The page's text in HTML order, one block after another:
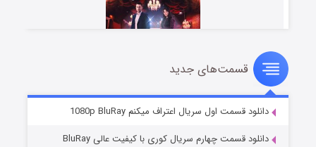
سریال زشت
قسمت۲ (زیرنویس) منتشر شد
قسمت‌های جدید
دانلود قسمت اول سریال اعتراف میکنم 1080p BluRay
دانلود قسمت چهارم سریال کوری با کیفیت عالی BluRay